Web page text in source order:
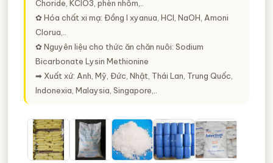
Choride, KClO3, phèn nhôm,..
✿ Hóa chất xi mạ: Đồng I xyanua, HCl, NaOH, Amoni
Clorua,..
✿ Nguyên liệu cho thức ăn chăn nuôi: Sodium
Bicarbonate Lysin Methionine
➡ Xuất xứ: Anh, Mỹ, Đức, Nhật, Thái Lan, Trung Quốc,
Indonexia, Malaysia, Singapore,..